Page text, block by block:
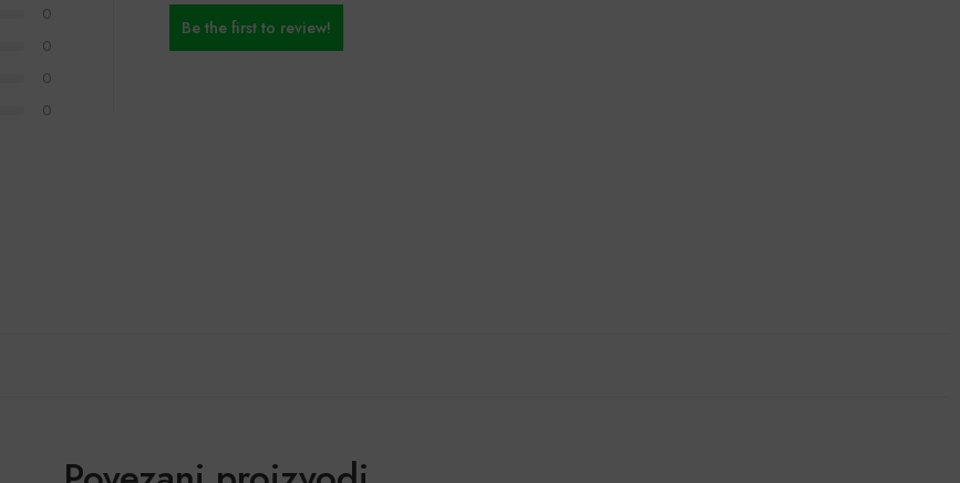
0
0
0
0
Be the first to review!